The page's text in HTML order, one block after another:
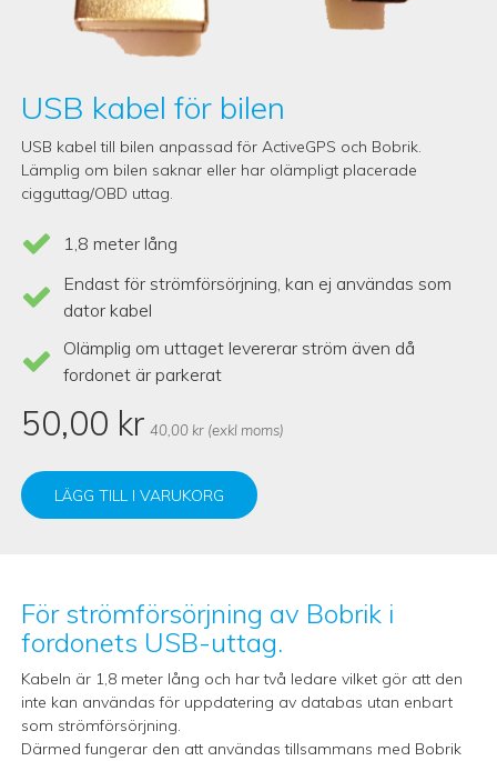
USB kabel för bilen
USB kabel till bilen anpassad för ActiveGPS och Bobrik.
Lämplig om bilen saknar eller har olämpligt placerade
cigguttag/OBD uttag.
1,8 meter lång
Endast för strömförsörjning, kan ej användas som
dator kabel
Olämplig om uttaget levererar ström även då
fordonet är parkerat
50,00 kr 40,00 kr (exkl moms)
LÄGG TILL I VARUKORG
För strömförsörjning av Bobrik i
fordonets USB-uttag.
Kabeln är 1,8 meter lång och har två ledare vilket gör att den
inte kan användas för uppdatering av databas utan enbart
som strömförsörjning.
Därmed fungerar den att användas tillsammans med Bobrik